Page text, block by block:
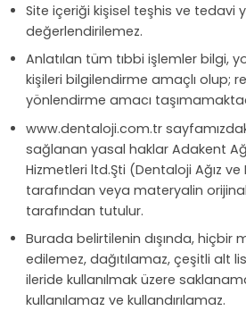
Site içeriği kişisel teşhis ve tedavi
değerlendirilemez.
Anlatılan tüm tıbbi işlemler bilgi,
kişileri bilgilendirme amaçlı olup;
yönlendirme amacı
www.dentaloji.com.tr
sağlanan yasal haklar Adakent
Hizmetleri ltd.Şti (Dentaloji Ağız ve
tarafından veya materyalin
tarafından tutulur.
Burada belirtilenin dışında, hiçbir
edilemez, dağıtılamaz, çeşitli alt
ileride kullanılmak üzere
kullanılamaz ve kullandırılamaz.